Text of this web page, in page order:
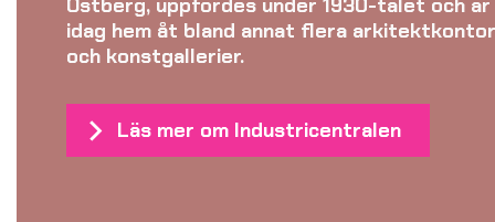
idag hem åt bland annat flera arkitektkontor
och konstgallerier.
Läs mer om Industricentralen